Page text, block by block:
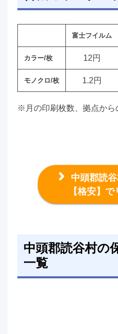
富士フイルム
カラー/枚 12円
モノクロ/枚 1.2円
※月の印刷枚数、拠点から
中頭郡読
【格安】
中頭郡読谷村の
一覧